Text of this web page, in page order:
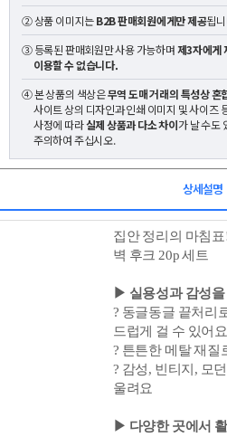
② 상품 이미지는B2B 판매회원에게만 제공됩
③ 등록된 판매회원만 사용 가능하며제3자에게
이용할 수 없습니다.
④ 본 상품의 색상은무역 도매 거래의 특성상 혼
사이트 상의 디자인과 인쇄 이미지 및 사이즈
사정에 따라실제 상품과 다소 차이가 날 수도
주의하여 주십시오.
상세설명
집안 정리의 마침
벽 후크 20p 세트
▶ 실용성과 감성
? 동글동글 끝처리
드럽게 걸 수 있어
? 튼튼한 메탈 재질
? 감성, 빈티지, 모
울려요
▶ 다양한 곳에서